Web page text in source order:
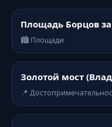
Площадь Борцов за
🏙️ Площади
Золотой мост
📍